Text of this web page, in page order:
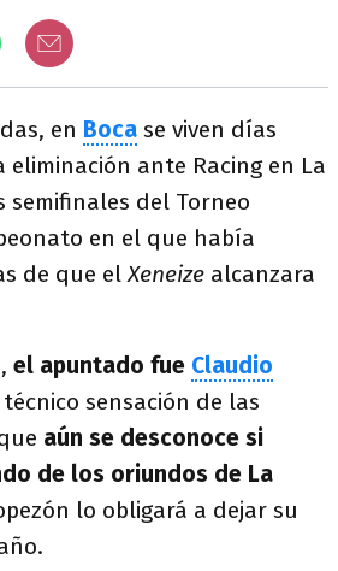
en Boca se viven días
ante Racing en La
semifinales del Torneo
en el que había
de que elXeneize alcanzara
el apuntado fue Claudio
sensación de las
aún se desconoce si
de los oriundos de La
lo obligará a dejar su